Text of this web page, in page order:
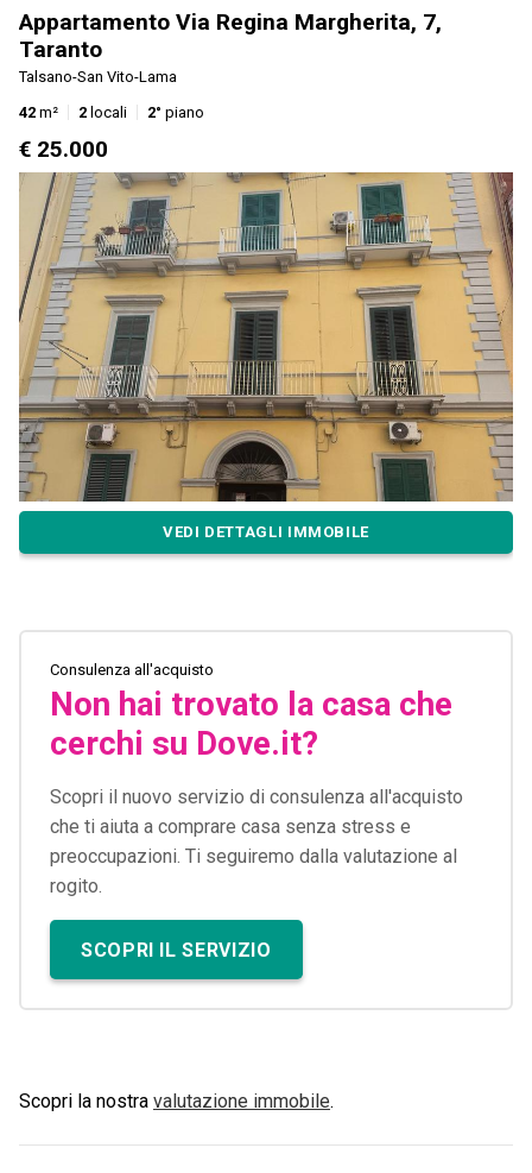
Appartamento Via Regina Margherita, 7,
Taranto
Talsano-San Vito-Lama
42 m² 2 locali 2° piano
€ 25.000
VEDI DETTAGLI IMMOBILE
Consulenza all'acquisto
Non hai trovato la casa che
cerchi su Dove.it?
Scopri il nuovo servizio di consulenza all'acquisto
che ti aiuta a comprare casa senza stress e
preoccupazioni. Ti seguiremo dalla valutazione al
rogito.
SCOPRI IL SERVIZIO
Scopri la nostra valutazione immobile.